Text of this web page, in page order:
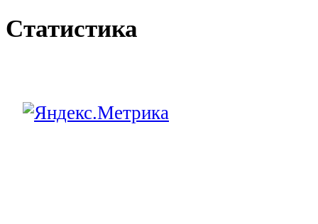
Статистика